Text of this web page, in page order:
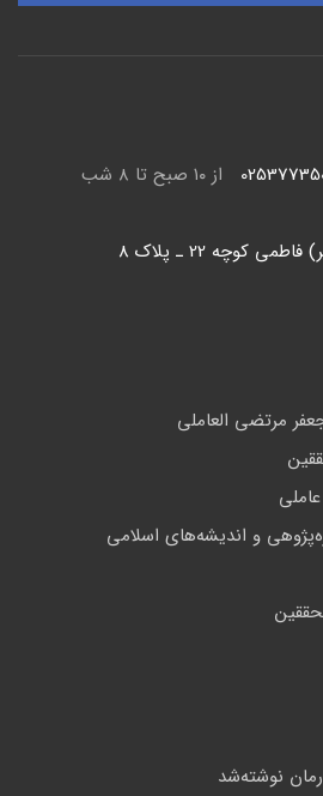
از ۱۰ صبح تا ۸ شب
كوچه 22 ـ پلاک 8
مرتضی العاملی
و اندیشه‌های اسلامی
نوشته‌شد